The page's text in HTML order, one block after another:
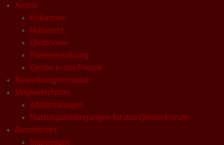
Archiv
Kolumnen
Mittwoch!
Qinterview
Presseerklärung
Qindie in der Presse
Bewerbungsformular
Mitgliederforum
Abstimmungen
Nutzungsbedingungen für das Qindie-Forum
Rechtliches
Impressum